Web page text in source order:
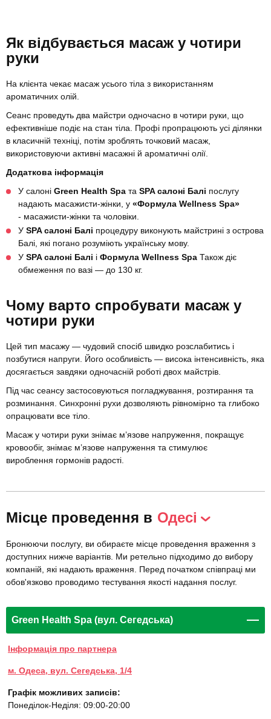
Як відбувається масаж у чотири
руки
На клієнта чекає масаж усього тіла з використанням
ароматичних олій.
Сеанс проведуть два майстри одночасно в чотири руки, що
ефективніше подіє на стан тіла. Профі пропрацюють усі ділянки
в класичній техніці, потім зроблять точковий масаж,
використовуючи активні масажні й ароматичні олії.
Додаткова інформація
У салоні Green Health Spa та SPA салоні Балі послугу
надають масажисти-жінки, у «Формула Wellness Spa»
- масажисти-жінки та чоловіки.
У SPA салоні Балі процедуру виконують майстрині з острова
Балі, які погано розуміють українську мову.
У SPA салоні Балі і Формула Wellness Spa Також діє
обмеження по вазі — до 130 кг.
Чому варто спробувати масаж у
чотири руки
Цей тип масажу — чудовий спосіб швидко розслабитись і
позбутися напруги. Його особливість — висока інтенсивність, яка
досягається завдяки одночасній роботі двох майстрів.
Під час сеансу застосовуються погладжування, розтирання та
розминання. Синхронні рухи дозволяють рівномірно та глибоко
опрацювати все тіло.
Масаж у чотири руки знімає м’язове напруження, покращує
кровообіг, знімає м’язове напруження та стимулює
вироблення гормонів радості.
Місце проведення в Одесі
Бронюючи послугу, ви обираєте місце проведення враження з
доступних нижче варіантів. Ми ретельно підходимо до вибору
компаній, які надають враження. Перед початком співпраці ми
обов'язково проводимо тестування якості надання послуг.
Green Health Spa (вул. Сегедська)
Інформація про партнера
м. Одеса, вул. Сегедська, 1/4
Графік можливих записів:
Понеділок-Неділя: 09:00-20:00